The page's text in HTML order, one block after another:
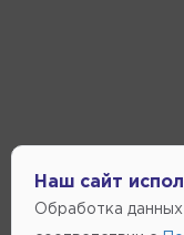
Наш сайт
Обработка